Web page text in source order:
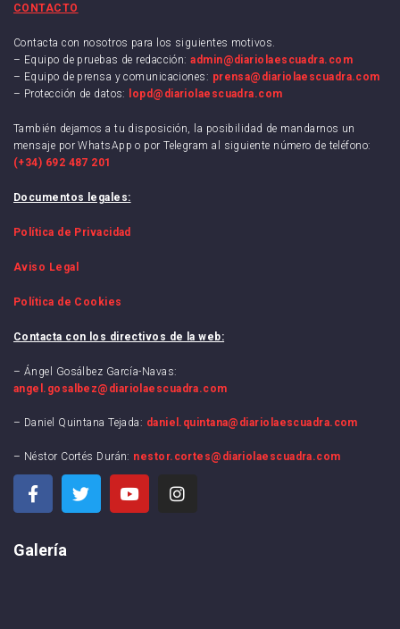
CONTACTO
Contacta con nosotros para los siguientes motivos.
– Equipo de pruebas de redacción:admin@diariolaescuadra.com
– Equipo de prensa y comunicaciones: prensa@diariolaescuadra.com
– Protección de datos:
lopd@diariolaescuadra.com
También dejamos a tu disposición, la posibilidad de mandarnos un
mensaje por WhatsApp o por Telegram al siguiente número de teléfono:
(+34) 692 487 201
Documentos legales:
Política de Privacidad
Aviso Legal
Política de Cookies
Contacta con los directivos de la web:
– Ángel Gosálbez García-Navas:
angel.gosalbez@diariolaescuadra.com
– Daniel Quintana Tejada: daniel.quintana@diariolaescuadra.com
– Néstor Cortés Durán: nestor.cortes@diariolaescuadra.com
Galería